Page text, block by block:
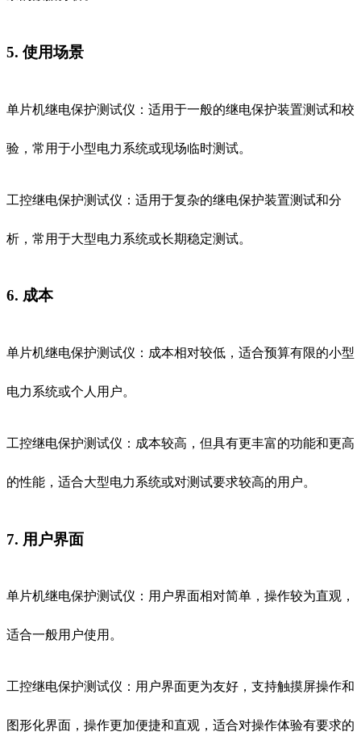
5. 使用场景
单片机继电保护测试仪：适用于一般的继电保护装置测试和校
验，常用于小型电力系统或现场临时测试。
工控继电保护测试仪：适用于复杂的继电保护装置测试和分
析，常用于大型电力系统或长期稳定测试。
6. 成本
单片机继电保护测试仪：成本相对较低，适合预算有限的小型
电力系统或个人用户。
工控继电保护测试仪：成本较高，但具有更丰富的功能和更高
的性能，适合大型电力系统或对测试要求较高的用户。
7. 用户界面
单片机继电保护测试仪：用户界面相对简单，操作较为直观，
适合一般用户使用。
工控继电保护测试仪：用户界面更为友好，支持触摸屏操作和
图形化界面，操作更加便捷和直观，适合对操作体验有要求的